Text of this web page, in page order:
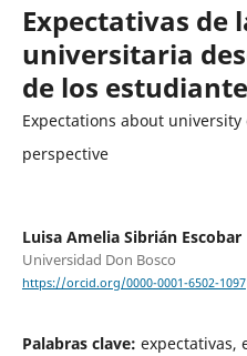
Expectativas de
universitaria
de los
Expectations about
perspective
Luisa Amelia Sibrián Escobar
Universidad Don Bosco
https://orcid.org/0000-0001-6502-1097
Palabras clave: expectativas,